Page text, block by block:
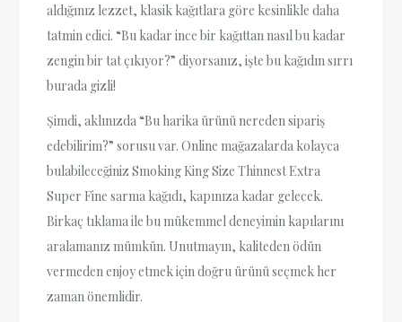
aldığınız lezzet, klasik kağıtlara göre kesinlikle daha
tatmin edici. “Bu kadar ince bir kağıttan nasıl bu kadar
zengin bir tat çıkıyor?” diyorsanız, işte bu kağıdın sırrı
burada gizli!
Şimdi, aklınızda “Bu harika ürünü nereden sipariş
edebilirim?” sorusu var. Online mağazalarda kolayca
bulabileceğiniz Smoking King Size Thinnest Extra
Super Fine sarma kağıdı, kapınıza kadar gelecek.
Birkaç tıklama ile bu mükemmel deneyimin kapılarını
aralamanız mümkün. Unutmayın, kaliteden ödün
vermeden enjoy etmek için doğru ürünü seçmek her
zaman önemlidir.